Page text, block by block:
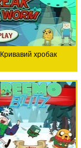
Кривавий хробак